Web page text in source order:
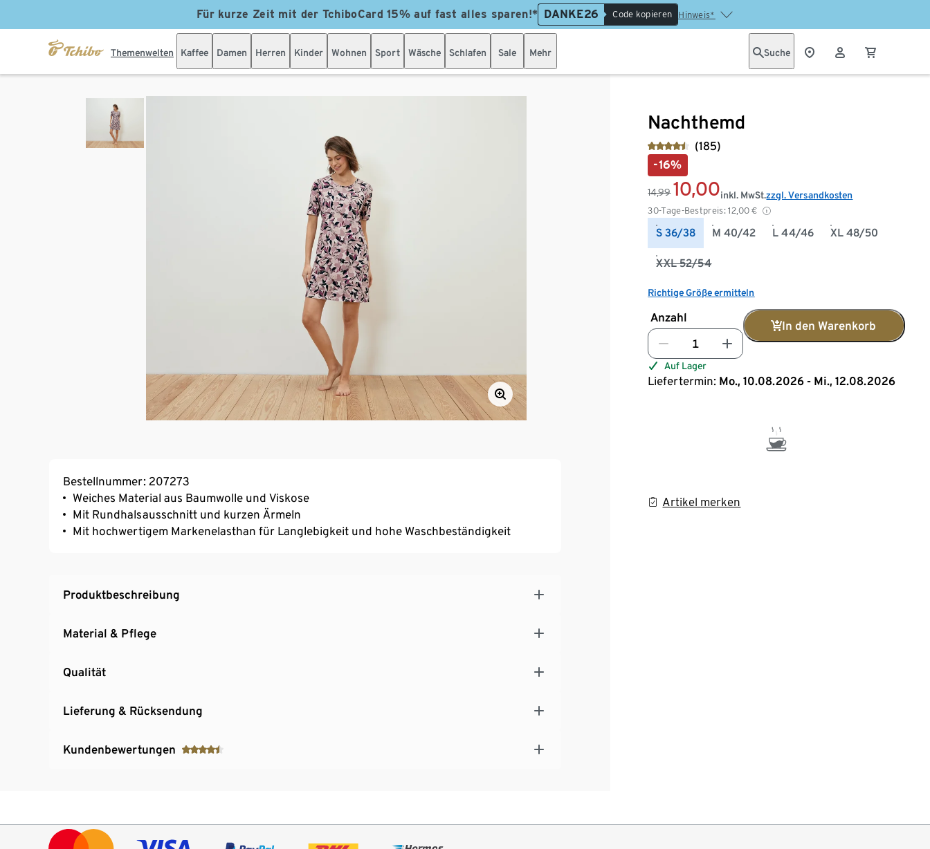
Für kurze Zeit mit der TchiboCard 15% auf fast alles sparen!* DANKE26 Code kopieren Hinweis*
Themenwelten Kaffee Damen Herren Kinder Wohnen Sport Wäsche Schlafen Sale Mehr Suche
Nachthemd
(185)
-16%
14,99 10,00
30-Tage-Bestpreis: 12,00 €
inkl. MwSt.zzgl. Versandkosten
S 36/38 M 40/42 L 44/46 XL 48/50
XXL 52/54
Richtige Größe ermitteln
Anzahl
In den Warenkorb
Auf Lager
Liefertermin: Mo., 10.08.2026 - Mi., 12.08.2026
Artikel merken
Bestellnummer: 207273
Weiches Material aus Baumwolle und Viskose
Mit Rundhalsausschnitt und kurzen Ärmeln
Mit hochwertigem Markenelasthan für Langlebigkeit und hohe Waschbeständigkeit
Produktbeschreibung
Material & Pflege
Qualität
Lieferung & Rücksendung
Kundenbewertungen